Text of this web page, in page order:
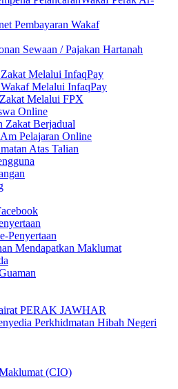
Pembayaran Wakaf
Sewaan / Pajakan Hartanah
Melalui InfaqPay
Melalui InfaqPay
Melalui FPX
Online
Zakat Berjadual
Pelajaran Online
Atas Talian
Penyertaan
Mendapatkan Maklumat
PERAK JAWHAR
Perkhidmatan Hibah Negeri
(CIO)